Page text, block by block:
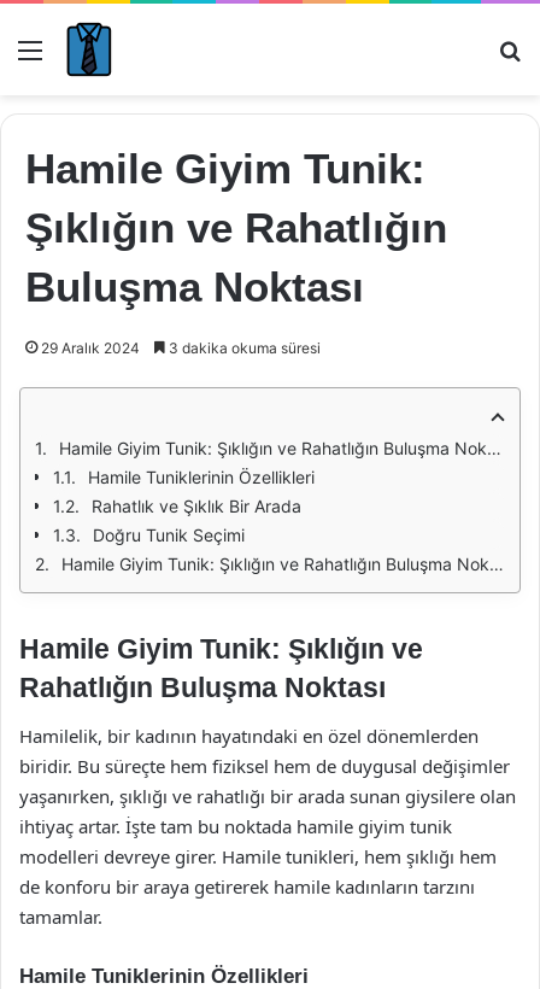
Menü
Hamile Giyim Tunik:
Şıklığın ve Rahatlığın
Buluşma Noktası
29 Aralık 2024 3 dakika okuma süresi
Hamile Giyim Tunik: Şıklığın ve Rahatlığın Buluşma Noktası
Hamile Tuniklerinin Özellikleri
Rahatlık ve Şıklık Bir Arada
Doğru Tunik Seçimi
Hamile Giyim Tunik: Şıklığın ve Rahatlığın Buluşma Noktası
Hamile Giyim Tunik: Şıklığın ve
Rahatlığın Buluşma Noktası
Hamilelik, bir kadının hayatındaki en özel dönemlerden
biridir. Bu süreçte hem fiziksel hem de duygusal değişimler
yaşanırken, şıklığı ve rahatlığı bir arada sunan giysilere olan
ihtiyaç artar. İşte tam bu noktada hamile giyim tunik
modelleri devreye girer. Hamile tunikleri, hem şıklığı hem
de konforu bir araya getirerek hamile kadınların tarzını
tamamlar.
Hamile Tuniklerinin Özellikleri